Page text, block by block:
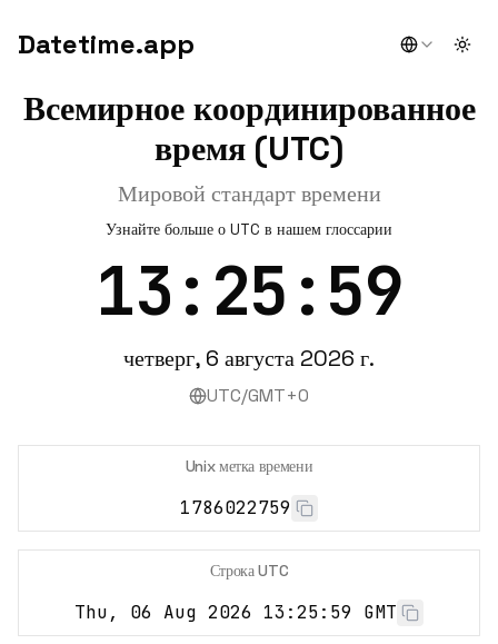
Datetime.app
Всемирное координированное
время (UTC)
Мировой стандарт времени
Узнайте больше о UTC в нашем глоссарии
13:25:59
четверг, 6 августа 2026 г.
UTC/GMT+0
Unix метка времени
1786022759
Строка UTC
Thu, 06 Aug 2026 13:25:59 GMT